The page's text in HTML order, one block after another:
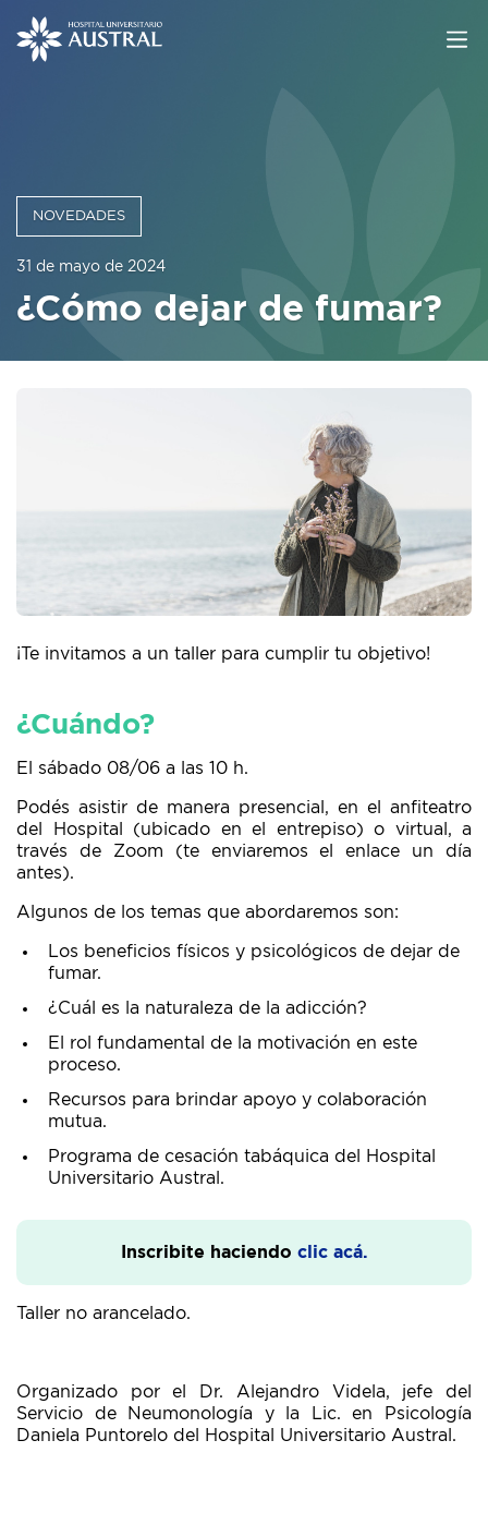
NOVEDADES
31 de mayo de 2024
¿Cómo dejar de fumar?
¡Te invitamos a un taller para cumplir tu objetivo!
¿Cuándo?
El sábado 08/06 a las 10 h.
Podés asistir de manera presencial, en el anfiteatro
del Hospital (ubicado en el entrepiso) o virtual, a
través de Zoom (te enviaremos el enlace un día
antes).
Algunos de los temas que abordaremos son:
Los beneficios físicos y psicológicos de dejar de
fumar.
¿Cuál es la naturaleza de la adicción?
El rol fundamental de la motivación en este
proceso.
Recursos para brindar apoyo y colaboración
mutua.
Programa de cesación tabáquica del Hospital
Universitario Austral.
Inscribite haciendo clic acá.
Taller no arancelado.
Organizado por el Dr. Alejandro Videla, jefe del
Servicio de Neumonología y la Lic. en Psicología
Daniela Puntorelo del Hospital Universitario Austral.